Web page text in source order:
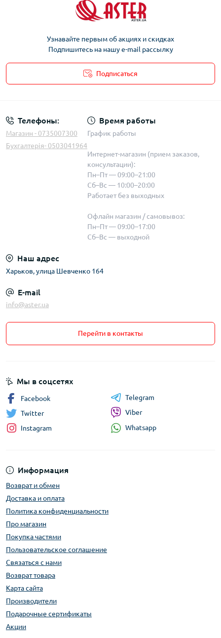
Узнавайте первым об акциях и скидках
Подпишитесь на нашу e-mail рассылку
Подписаться
Телефоны:
Магазин - 0735007300
Бухгалтерія- 0503041964
Время работы
График работы
Интернет-магазин (прием заказов,
консультации):
Пн–Пт — 09:00–21:00
Сб–Вс — 10:00–20:00
Работает без выходных
Офлайн магазин / самовывоз:
Пн–Пт — 09:00–17:00
Сб–Вс — выходной
Наш адрес
Харьков, улица Шевченко 164
E-mail
info@aster.ua
Перейти в контакты
Информация
Возврат и обмен
Доставка и оплата
Политика конфиденциальности
Про магазин
Покупка частями
Пользовательское соглашение
Связаться с нами
Возврат товара
Карта сайта
Производители
Подарочные сертификаты
Акции
Мы в соцсетях
Facebook
Twitter
Instagram
Telegram
Viber
Whatsapp